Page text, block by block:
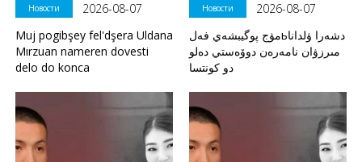
Новости
2026-08-07
Muj pogibşey fel'dşera Uldana
Mırzuan nameren dovesti
delo do konca
Новости
2026-08-07
مۋج پوگيبشەي فەلьدشەرا ۋلدانا
مىرزۋان نامەرەن دوۆەستي دەلو
دو كونتسا